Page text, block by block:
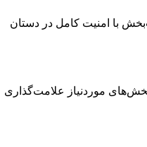
با امنیت کامل در دستان
موردنیاز علامت‌گذاری